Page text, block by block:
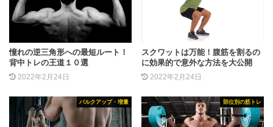
憧れの逆三角形への最短ルート！
背中トレの王道１０選
2022年2月24日
スクワットは万能！腹筋を割るの
に効果的で意外な方法を大公開
2022年2月24日
バルクアップ・増量 部位別の筋トレ